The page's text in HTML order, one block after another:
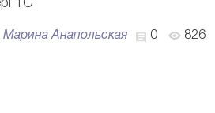
1С
0 826
Марина Анапольская